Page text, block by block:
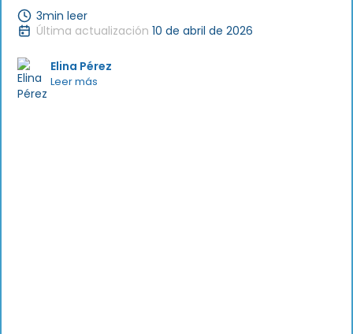
3min leer
Última actualización 10 de abril de 2026
Elina Pérez
Leer más